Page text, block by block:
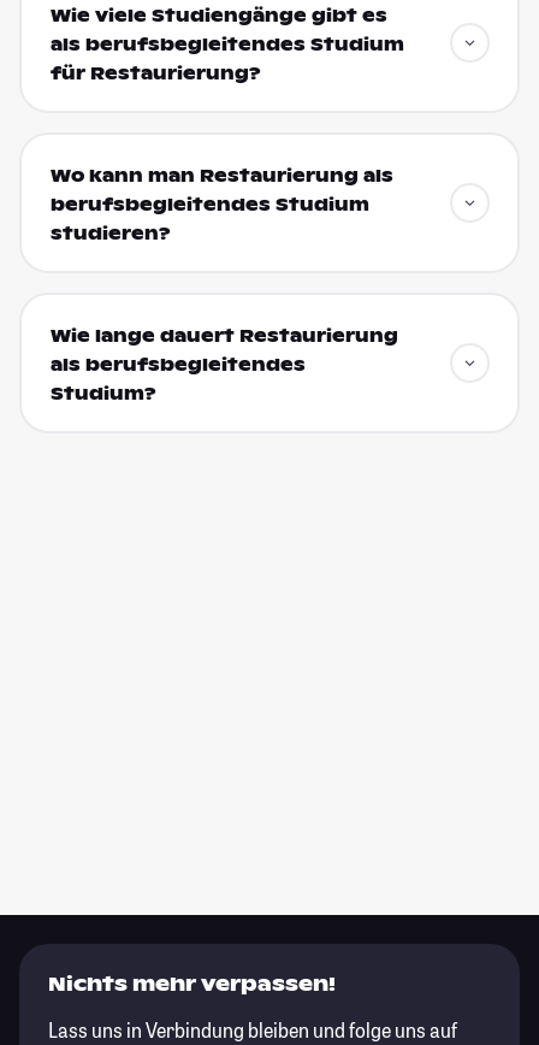
Wie viele Studiengänge gibt es
als berufsbegleitendes Studium
für Restaurierung?
Wo kann man Restaurierung als
berufsbegleitendes Studium
studieren?
Wie lange dauert Restaurierung
als berufsbegleitendes
Studium?
Nichts mehr verpassen!
Lass uns in Verbindung bleiben und folge uns auf